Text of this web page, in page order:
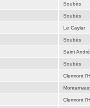
Soubès
Soubès
Le Caylar
Soubès
Saint
Soubès
Clermont
Montarnaud
Clermont